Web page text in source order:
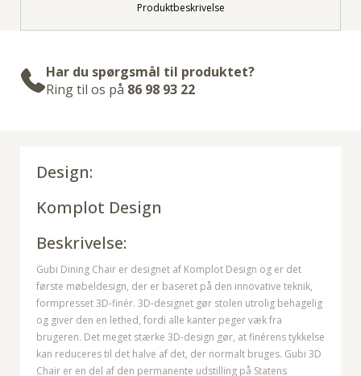
Produktbeskrivelse
Har du spørgsmål til produktet?
Ring til os på 86 98 93 22
Design:
Komplot Design
Beskrivelse:
Gubi Dining Chair er designet af Komplot Design og er det
første møbeldesign, der er baseret på den innovative teknik,
formpresset 3D-finér. 3D-designet gør stolen utrolig behagelig
og giver den en lethed, fordi alle kanter peger væk fra
brugeren. Det meget stærke 3D-design gør, at finérens tykkelse
kan reduceres til det halve af det, der normalt bruges. Gubi 3D
Chair er en del af den permanente udstilling på Statens